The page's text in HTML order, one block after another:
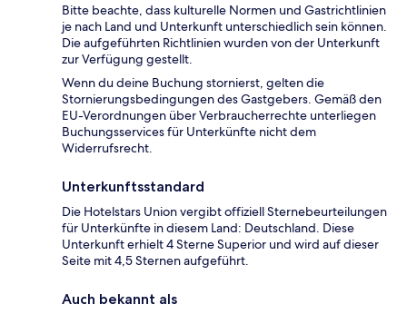
Bitte beachte, dass kulturelle Normen und Gastrichtlinien
je nach Land und Unterkunft unterschiedlich sein können.
Die aufgeführten Richtlinien wurden von der Unterkunft
zur Verfügung gestellt.
Wenn du deine Buchung stornierst, gelten die
Stornierungsbedingungen des Gastgebers. Gemäß den
EU-Verordnungen über Verbraucherrechte unterliegen
Buchungsservices für Unterkünfte nicht dem
Widerrufsrecht.
Unterkunftsstandard
Die Hotelstars Union vergibt offiziell Sternebeurteilungen
für Unterkünfte in diesem Land: Deutschland. Diese
Unterkunft erhielt 4 Sterne Superior und wird auf dieser
Seite mit 4,5 Sternen aufgeführt.
Auch bekannt als